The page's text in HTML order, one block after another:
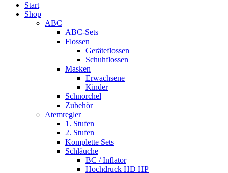
Start
Shop
ABC
ABC-Sets
Flossen
Geräteflossen
Schuhflossen
Masken
Erwachsene
Kinder
Schnorchel
Zubehör
Atemregler
1. Stufen
2. Stufen
Komplette Sets
Schläuche
BC / Inflator
Hochdruck HD HP